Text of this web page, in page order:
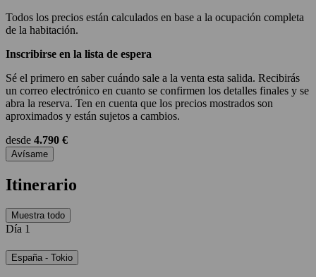
Todos los precios están calculados en base a la ocupación completa
de la habitación.
Inscribirse en la lista de espera
Sé el primero en saber cuándo sale a la venta esta salida. Recibirás
un correo electrónico en cuanto se confirmen los detalles finales y se
abra la reserva. Ten en cuenta que los precios mostrados son
aproximados y están sujetos a cambios.
desde 4.790 €
Avísame
Itinerario
Muestra todo
Día 1
España - Tokio